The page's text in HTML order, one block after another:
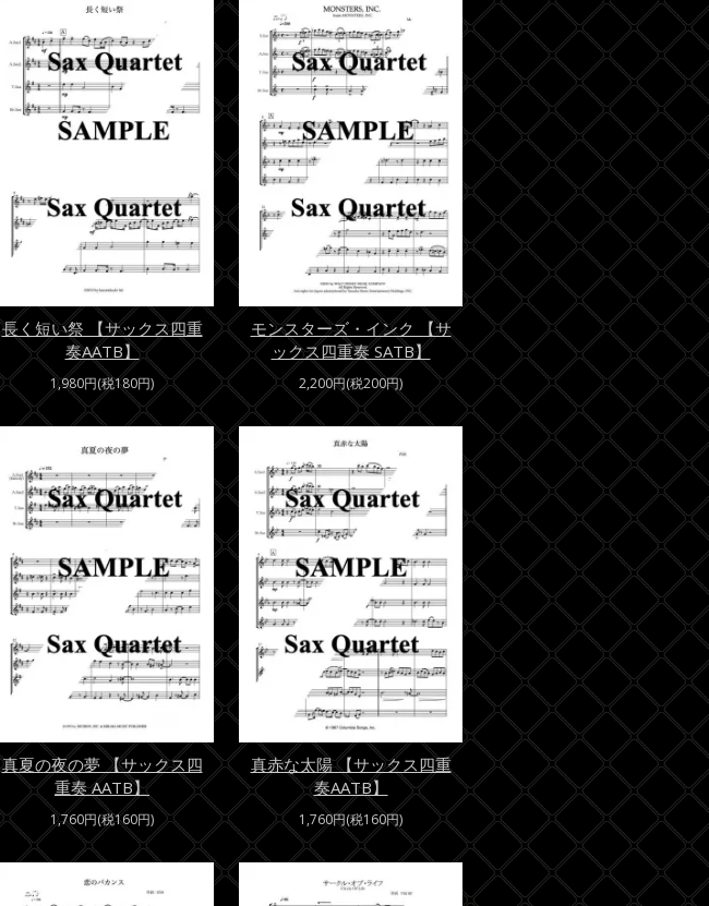
長く短い祭 【サックス四重
奏AATB】
1,980円(税180円)
モンスターズ・インク 【サ
ックス四重奏 SATB】
2,200円(税200円)
真夏の夜の夢 【サックス四
重奏 AATB】
1,760円(税160円)
真赤な太陽 【サックス四重
奏AATB】
1,760円(税160円)